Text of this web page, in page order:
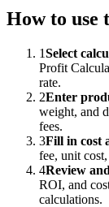
How to use
1Select
Profit
rate.
2Enter
weight, and
fees.
3Fill in cost
fee, unit
4Review
ROI, and
calculations.